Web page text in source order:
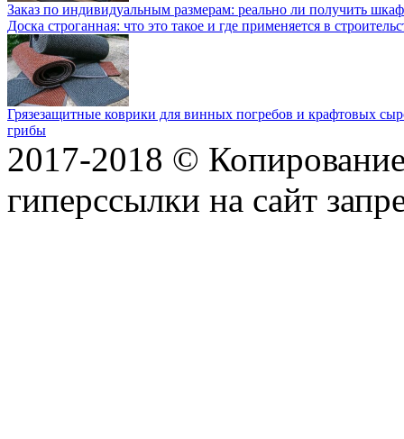
Заказ по индивидуальным размерам: реально ли получить
Доска строганная: что это такое и где применяется в
Грязезащитные коврики для винных погребов и крафтовых
грибы
2017-2018 ©
гиперссылки на сайт